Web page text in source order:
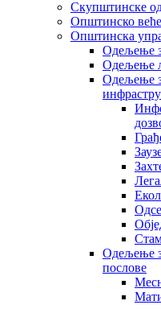
Скупштинске
Општинско веће
Општинска
Одељење
Одељење
Одељење
Oдељење
послове